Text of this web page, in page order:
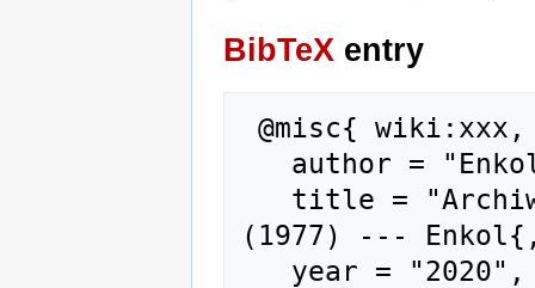
BibTeX entry
(1977) ---